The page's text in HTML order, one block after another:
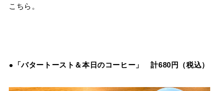
こちら。
●「バタートースト＆本日のコーヒー」 計680円（税込）